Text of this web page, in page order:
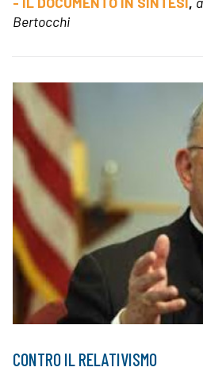
Bertocchi
CONTRO IL RELATIVISMO